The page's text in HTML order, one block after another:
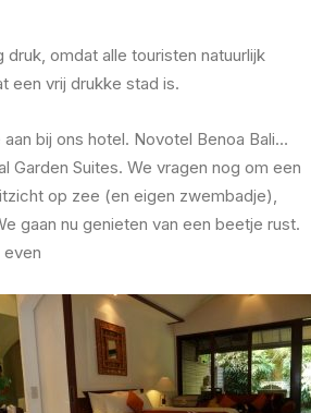
omdat alle touristen natuurlijk
een vrij drukke stad is.
bij ons hotel. Novotel Benoa Bali…
Garden Suites. We vragen nog om een
op zee (en eigen zwembadje),
gaan nu genieten van een beetje rust.
even